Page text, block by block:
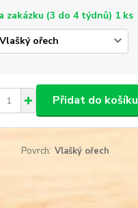
zakázku (3 do 4 týdnů) 1 ks
Přidat do košíku
Povrch: Vlašký ořech